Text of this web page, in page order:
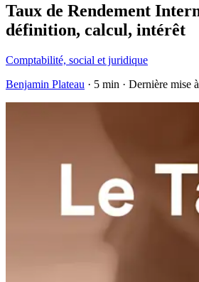
Taux de Rendement
définition, calcul, intérêt
Comptabilité, social et juridique
Benjamin Plateau · 5 min · Dernière mise